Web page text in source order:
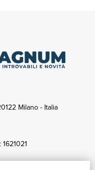
Milano - Italia